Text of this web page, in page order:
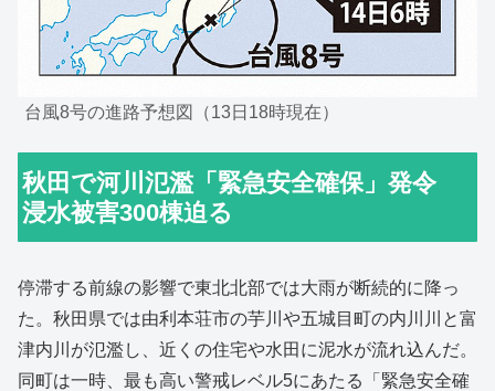
台風8号の進路予想図（13日18時現在）
秋田で河川氾濫「緊急安全確保」発令
浸水被害300棟迫る
停滞する前線の影響で東北北部では大雨が断続的に降っ
た。秋田県では由利本荘市の芋川や五城目町の内川川と富
津内川が氾濫し、近くの住宅や水田に泥水が流れ込んだ。
同町は一時、最も高い警戒レベル5にあたる「緊急安全確